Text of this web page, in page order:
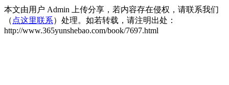
本文由用户 Admin 上传分享，若内容存在侵权，请联系我们
（ 点这里联系）处理。如若转载，请注明出处：
http://www.365yunshebao.com/book/7697.html